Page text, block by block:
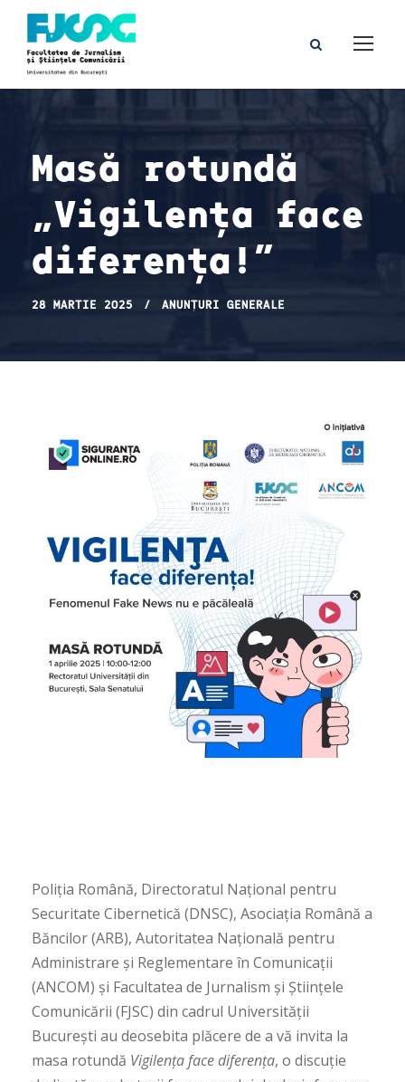
Masă rotundă
„Vigilența face
diferența!”
28 MARTIE 2025 ANUNȚURI GENERALE
Poliția Română, Directoratul Național pentru
Securitate Cibernetică (DNSC), Asociația Română a
Băncilor (ARB), Autoritatea Națională pentru
Administrare și Reglementare în Comunicații
(ANCOM) și Facultatea de Jurnalism și Științele
Comunicării (FJSC) din cadrul Universității
București au deosebita plăcere de a vă invita la
masa rotundă Vigilența face diferența, o discuție